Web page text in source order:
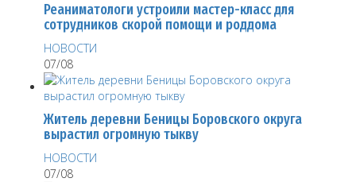
Реаниматологи устроили мастер-класс для
сотрудников скорой помощи и роддома
НОВОСТИ
07/08
Житель деревни Беницы Боровского округа
вырастил огромную тыкву
НОВОСТИ
07/08